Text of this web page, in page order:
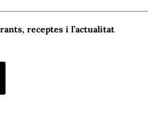
receptes i l’actualitat